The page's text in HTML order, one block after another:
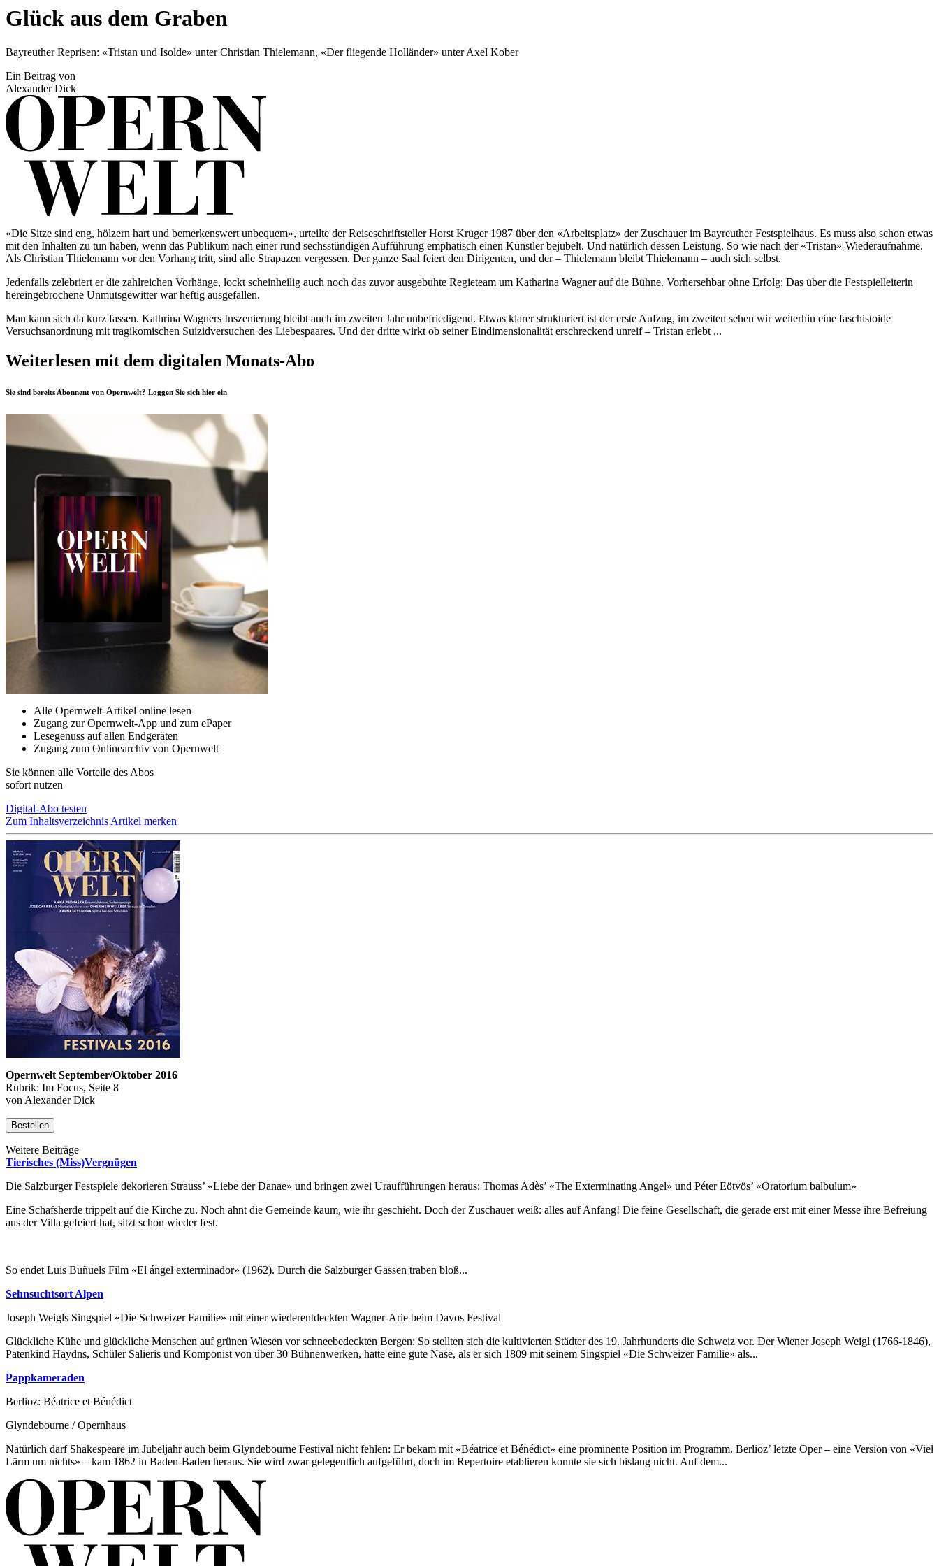
Glück aus dem Graben
Bayreuther Reprisen: «Tristan und Isolde» unter Christian Thielemann, «Der fliegende Holländer» unter Axel Kober
Ein Beitrag von
Alexander Dick
«Die Sitze sind eng, hölzern hart und bemerkenswert unbequem», urteilte der Reiseschriftsteller Horst Krüger 1987 über den «Arbeitsplatz» der Zuschauer im Bayreuther Festspielhaus. Es muss also schon etwas
mit den Inhalten zu tun haben, wenn das Publikum nach einer rund sechsstündigen Aufführung emphatisch einen Künstler bejubelt. Und natürlich dessen Leistung. So wie nach der «Tristan»-Wiederaufnahme.
Als Christian Thielemann vor den Vorhang tritt, sind alle Strapazen vergessen. Der ganze Saal feiert den Dirigenten, und der – Thielemann bleibt Thielemann – auch sich selbst.
Jedenfalls zelebriert er die zahlreichen Vorhänge, lockt scheinheilig auch noch das zuvor ausgebuhte Regieteam um Katharina Wagner auf die Bühne. Vorhersehbar ohne Erfolg: Das über die Festspielleiterin
hereingebrochene Unmutsgewitter war heftig ausgefallen.
Man kann sich da kurz fassen. Kathrina Wagners Inszenierung bleibt auch im zweiten Jahr unbefriedigend. Etwas klarer strukturiert ist der erste Aufzug, im zweiten sehen wir weiterhin eine faschistoide
Versuchsanordnung mit tragikomischen Suizidversuchen des Liebespaares. Und der dritte wirkt ob seiner Eindimensionalität erschreckend unreif – Tristan erlebt ...
Weiterlesen mit dem digitalen Monats-Abo
Sie sind bereits Abonnent von Opernwelt? Loggen Sie sich hier ein
Alle Opernwelt-Artikel online lesen
Zugang zur Opernwelt-App und zum ePaper
Lesegenuss auf allen Endgeräten
Zugang zum Onlinearchiv von Opernwelt
Sie können alle Vorteile des Abos
sofort nutzen
Digital-Abo testen
Zum Inhaltsverzeichnis Artikel merken
Opernwelt September/Oktober 2016
Rubrik: Im Focus, Seite 8
von Alexander Dick
Bestellen
Weitere Beiträge
Tierisches (Miss)Vergnügen
Die Salzburger Festspiele dekorieren Strauss’ «Liebe der Danae» und bringen zwei Uraufführungen heraus: Thomas Adès’ «The Exterminating Angel» und Péter Eötvös’ «Oratorium balbulum»
Eine Schafsherde trippelt auf die Kirche zu. Noch ahnt die Gemein­de kaum, wie ihr geschieht. Doch der Zuschauer weiß: alles auf Anfang! Die feine Gesellschaft, die gerade erst mit einer Messe ihre Befreiung
aus der Villa gefeiert hat, sitzt schon wieder fest.
So endet Luis Buñuels Film «El ángel exterminador» (1962). Durch die Salzburger Gassen traben bloß...
Sehnsuchtsort Alpen
Joseph Weigls Singspiel «Die Schweizer Familie» mit einer wiederentdeckten Wagner-Arie beim Davos Festival
Glückliche Kühe und glückliche Menschen auf grünen Wiesen vor schneebedeckten Bergen: So stellten sich die kultivierten Städter des 19. Jahrhunderts die Schweiz vor. Der Wiener Joseph Weigl (1766-1846),
Patenkind Haydns, Schüler Salieris und Komponist von über 30 Bühnenwerken, hatte eine gute Nase, als er sich 1809 mit seinem Singspiel «Die Schweizer Familie» als...
Pappkameraden
Berlioz: Béatrice et Bénédict
Glyndebourne / Opernhaus
Natürlich darf Shakespeare im Jubeljahr auch beim Glyndebourne Festival nicht fehlen: Er bekam mit «Béatrice et Bénédict» eine prominente Position im Programm. Berlioz’ letzte Oper – eine Version von «Viel
Lärm um nichts» – kam 1862 in Baden-Baden heraus. Sie wird zwar gelegentlich aufgeführt, doch im Repertoire etablieren konnte sie sich bislang nicht. Auf dem...